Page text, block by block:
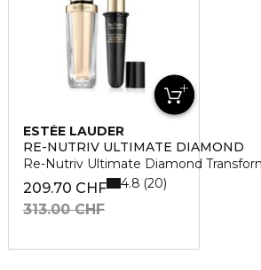
ESTÉE LAUDER
RE-NUTRIV ULTIMATE DIAMOND
Re-Nutriv Ultimate Diamond
209.70 CHF
313.00 CHF
4.8 20